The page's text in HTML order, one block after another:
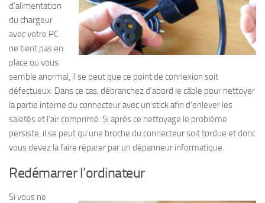
d’alimentation
du chargeur
avec votre PC
ne tient pas en
place ou vous
semble anormal, il se peut que ce point de connexion soit
défectueux. Dans ce cas, débranchez d’abord le câble pour nettoyer
la partie interne du connecteur avec un stick afin d’enlever les
saletés et l’air comprimé. Si après ce nettoyage le problème
persiste, il se peut qu’une broche du connecteur soit tordue et donc
vous devez la faire réparer par un dépanneur informatique.
Redémarrer l’ordinateur
Si vous ne